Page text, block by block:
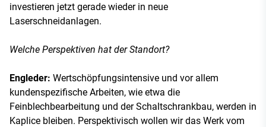
investieren jetzt gerade wieder in neue
Laserschneidanlagen.
Welche Perspektiven hat der Standort?
Engleder: Wertschöpfungsintensive und vor allem
kundenspezifische Arbeiten, wie etwa die
Feinblechbearbeitung und der Schaltschrankbau, werden in
Kaplice bleiben. Perspektivisch wollen wir das Werk vom